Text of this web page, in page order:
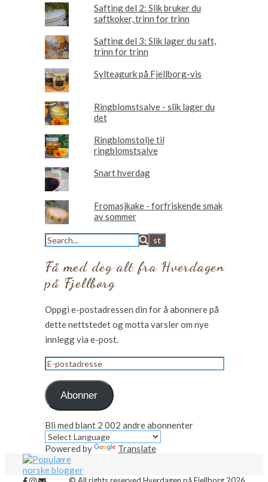
Safting del 2: Slik bruker du
saftkoker, trinn for trinn
Safting del 3: Slik lager du saft,
trinn for trinn
Sylteagurk på Fjellborg-vis
Ringblomstsalve - slik lager du
det
Ringblomstolje til
ringblomstsalve
Snart hverdag
Fromasjkake - forfriskende smak
av sommer
Få med deg alt fra Hverdagen
på Fjellborg
Oppgi e-postadressen din for å abonnere på
dette nettstedet og motta varsler om nye
innlegg via e-post.
E-
postadresse
Abonner
Bli med blant 2 002 andre abonnenter
Powered by Translate